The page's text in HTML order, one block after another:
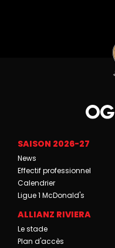
SAISON 2026-27
News
Effectif professionnel
Calendrier
Ligue 1 McDonald's
ALLIANZ RIVIERA
Le stade
Plan d'accès